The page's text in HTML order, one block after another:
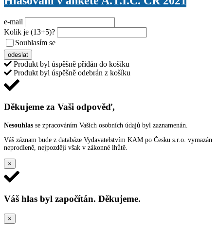
e-mail
Kolik je (13+5)?
Souhlasím se
odeslat
Produkt byl úspěšně přidán do košíku
Produkt byl úspěšně odebrán z košíku
Děkujeme za Vaši odpověď,
Nesouhlas se zpracováním Vašich osobních údajů byl zaznamenán.
Váš záznam bude z databáze Vydavatelstvím KAM po Česku s.r.o. vymazán
neprodleně, nejpozději však v zákonné lhůtě.
×
Váš hlas byl započítán. Děkujeme.
×